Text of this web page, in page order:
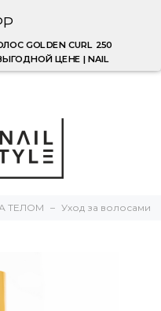
GOLDEN CURL 250
ЦЕНЕ | NAIL
ТЕЛОМ Уход за волосами